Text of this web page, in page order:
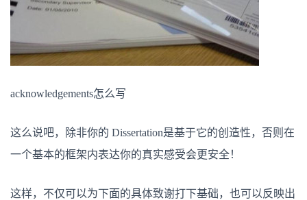
acknowledgements怎么写
这么说吧，除非你的 Dissertation是基于它的创造性，否则在
一个基本的框架内表达你的真实感受会更安全！
这样，不仅可以为下面的具体致谢打下基础，也可以反映出